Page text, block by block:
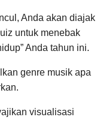
Anda akan diajak
untuk menebak
Anda tahun ini.
genre musik apa
visualisasi